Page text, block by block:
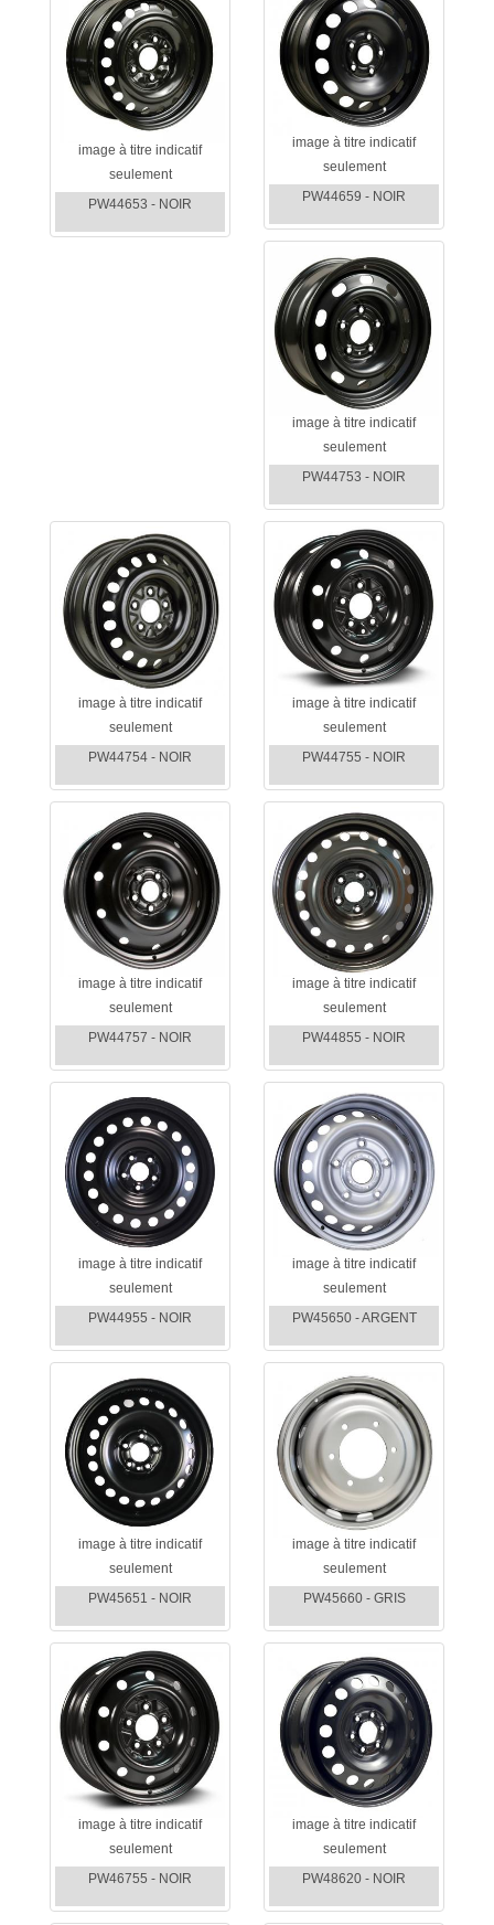
image à titre indicatif
seulement
PW44653 - NOIR
image à titre indicatif
seulement
PW44659 - NOIR
image à titre indicatif
seulement
PW44753 - NOIR
image à titre indicatif
seulement
PW44754 - NOIR
image à titre indicatif
seulement
PW44755 - NOIR
image à titre indicatif
seulement
PW44757 - NOIR
image à titre indicatif
seulement
PW44855 - NOIR
image à titre indicatif
seulement
PW44955 - NOIR
image à titre indicatif
seulement
PW45650 - ARGENT
image à titre indicatif
seulement
PW45651 - NOIR
image à titre indicatif
seulement
PW45660 - GRIS
image à titre indicatif
seulement
PW46755 - NOIR
image à titre indicatif
seulement
PW48620 - NOIR